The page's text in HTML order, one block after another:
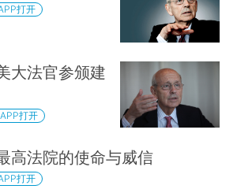
打开
大法官参颁建
APP打开
高法院的使命与威信
打开